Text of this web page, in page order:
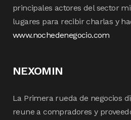
principales actores del sector
lugares para recibir charlas y
www.nochedenegocio.com
NEXOMIN
La Primera rueda de negocios
reune a compradores y